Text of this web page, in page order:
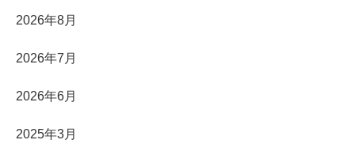
2026年8月
2026年7月
2026年6月
2025年3月